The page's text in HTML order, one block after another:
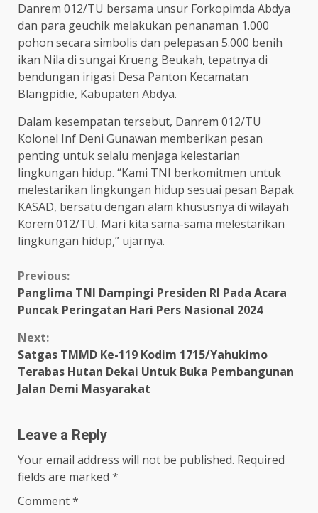
Danrem 012/TU bersama unsur Forkopimda Abdya
dan para geuchik melakukan penanaman 1.000
pohon secara simbolis dan pelepasan 5.000 benih
ikan Nila di sungai Krueng Beukah, tepatnya di
bendungan irigasi Desa Panton Kecamatan
Blangpidie, Kabupaten Abdya.
Dalam kesempatan tersebut, Danrem 012/TU
Kolonel Inf Deni Gunawan memberikan pesan
penting untuk selalu menjaga kelestarian
lingkungan hidup. “Kami TNI berkomitmen untuk
melestarikan lingkungan hidup sesuai pesan Bapak
KASAD, bersatu dengan alam khususnya di wilayah
Korem 012/TU. Mari kita sama-sama melestarikan
lingkungan hidup,” ujarnya.
Continue
Reading
Previous:
Panglima TNI Dampingi Presiden RI Pada Acara
Puncak Peringatan Hari Pers Nasional 2024
Next:
Satgas TMMD Ke-119 Kodim 1715/Yahukimo
Terabas Hutan Dekai Untuk Buka Pembangunan
Jalan Demi Masyarakat
Leave a Reply
Your email address will not be published. Required
fields are marked *
Comment*